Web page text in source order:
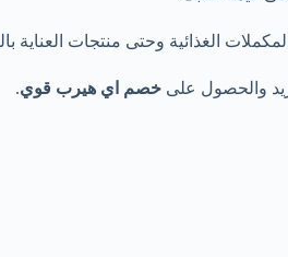
الغذائية وحتى منتجات العناية
خصم اي هيرب قوي.